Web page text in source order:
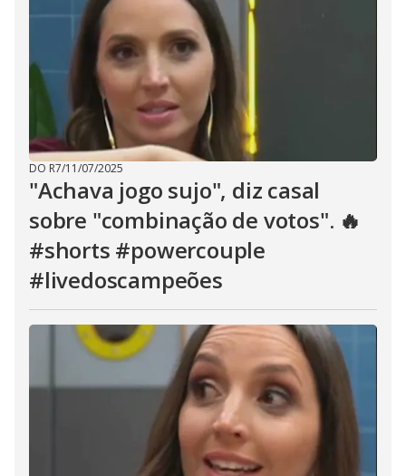
DO R7/11/07/2025
"Achava jogo sujo", diz casal
sobre "combinação de votos". 🔥
#shorts #powercouple
#livedoscampeões